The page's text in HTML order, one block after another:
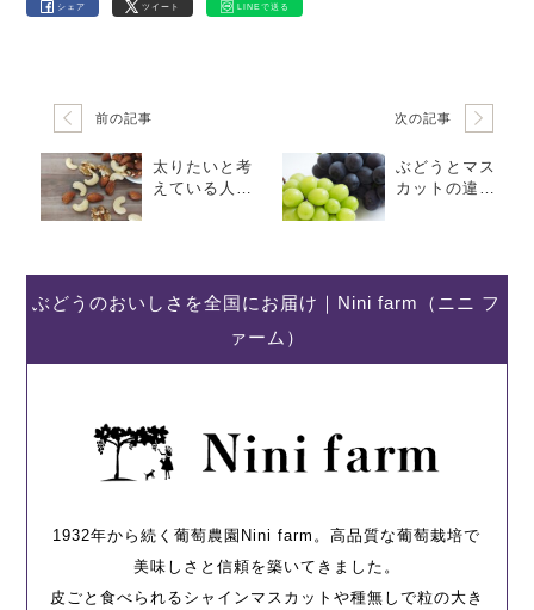
シェア ツイート LINEで送る
前の記事
太りたいと考
えている人必
次の記事
ぶどうとマス
カットの違い
ぶどうのおいしさを全国にお届け｜Nini farm（ニニ フ
ァーム）
1932年から続く葡萄農園Nini farm。高品質な葡萄栽培で
美味しさと信頼を築いてきました。
皮ごと食べられるシャインマスカットや種無しで粒の大き